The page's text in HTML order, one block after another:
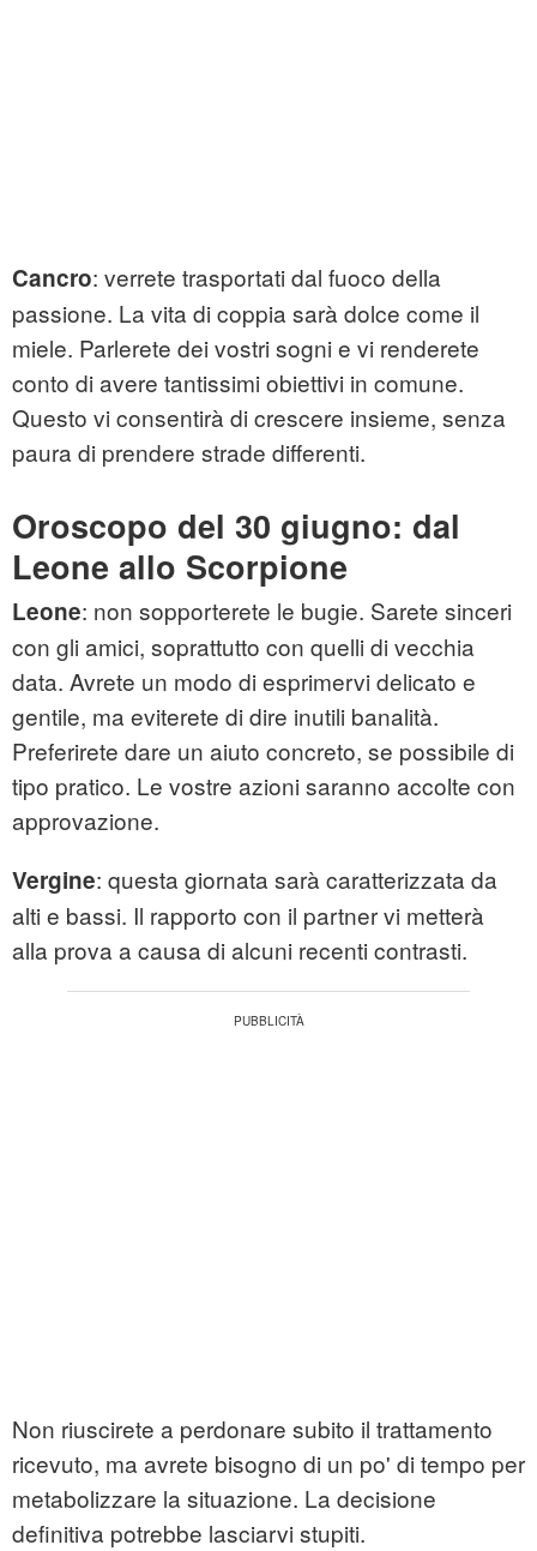
Cancro: verrete trasportati dal fuoco della
passione. La vita di coppia sarà dolce come il
miele. Parlerete dei vostri sogni e vi renderete
conto di avere tantissimi obiettivi in comune.
Questo vi consentirà di crescere insieme, senza
paura di prendere strade differenti.
Oroscopo del 30 giugno: dal
Leone allo Scorpione
Leone: non sopporterete le bugie. Sarete sinceri
con gli amici, soprattutto con quelli di vecchia
data. Avrete un modo di esprimervi delicato e
gentile, ma eviterete di dire inutili banalità.
Preferirete dare un aiuto concreto, se possibile di
tipo pratico. Le vostre azioni saranno accolte con
approvazione.
Vergine: questa giornata sarà caratterizzata da
alti e bassi. Il rapporto con il partner vi metterà
alla prova a causa di alcuni recenti contrasti.
Non riuscirete a perdonare subito il trattamento
ricevuto, ma avrete bisogno di un po' di tempo per
metabolizzare la situazione. La decisione
definitiva potrebbe lasciarvi stupiti.